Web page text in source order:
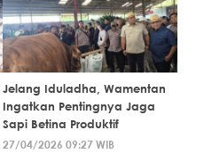
Jelang Iduladha, Wamentan
Ingatkan Pentingnya Jaga
Sapi Betina Produktif
27/04/2026 09:27 WIB